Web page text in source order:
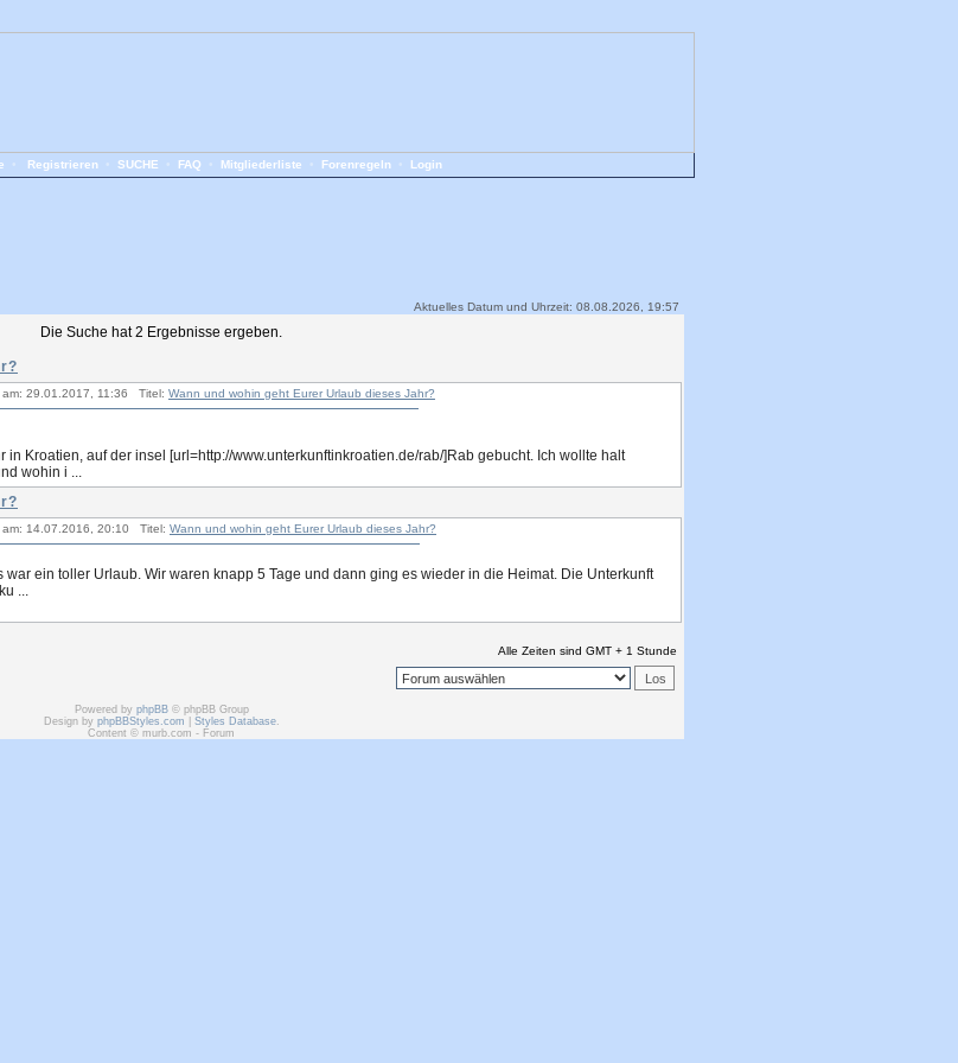
Registrieren• SUCHE FAQ Mitgliederliste Forenregeln• Login
Aktuelles Datum und Uhrzeit: 08.08.2026, 19:57
Die Suche hat 2 Ergebnisse ergeben.
29.01.2017, 11:36 Titel: Wann und wohin geht Eurer Urlaub dieses Jahr?
Kroatien, auf der insel [url=http://www.unterkunftinkroatien.de/rab/]Rab gebucht. Ich wollte halt
wohin i ...
14.07.2016, 20:10 Titel: Wann und wohin geht Eurer Urlaub dieses Jahr?
ein toller Urlaub. Wir waren knapp 5 Tage und dann ging es wieder in die Heimat. Die Unterkunft
...
Alle Zeiten sind GMT + 1 Stunde
Powered by phpBB© phpBB Group
Design by phpBBStyles.com Styles Database.
Content © murb.com - Forum